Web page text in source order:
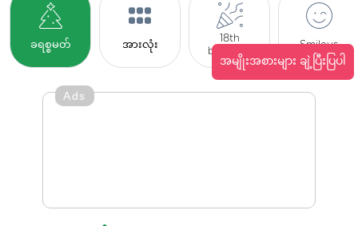
ခရစ္စမတ် အားလုံး
18th
birthday
Smileys
အမျိုးအစားများ ချဲ့ပြီးပြပါ
Ads